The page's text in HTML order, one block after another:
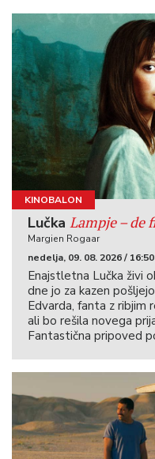
KINOBALON
Lučka Lampje – de
Margien Rogaar
nedelja, 09. 08. 2026 /
Enajstletna Lučka živi
dne jo za kazen
Edvarda, fanta z ribjim
ali bo rešila novega
Fantastična pripoved